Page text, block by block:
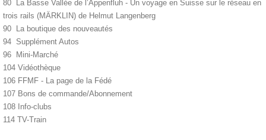
80 La Basse Vallée de l’Appenfluh - Un voyage en Suisse sur le réseau en
trois rails (MÄRKLIN) de Helmut Langenberg
90 La boutique des nouveautés
94 Supplément Autos
96 Mini-Marché
104 Vidéothèque
106 FFMF - La page de la Fédé
107 Bons de commande/Abonnement
108 Info-clubs
114 TV-Train